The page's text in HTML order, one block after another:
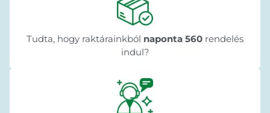
Tudta, hogy raktárainkból naponta 560 rendelés
indul?